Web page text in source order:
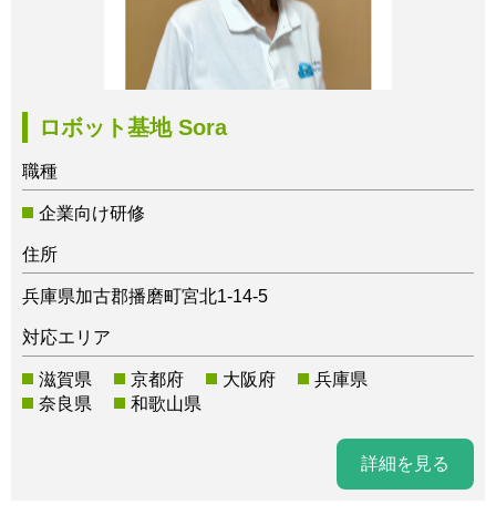
ロボット基地 Sora
職種
企業向け研修
住所
兵庫県加古郡播磨町宮北1-14-5
対応エリア
滋賀県 京都府 大阪府
兵庫県
奈良県
和歌山県
詳細を見る